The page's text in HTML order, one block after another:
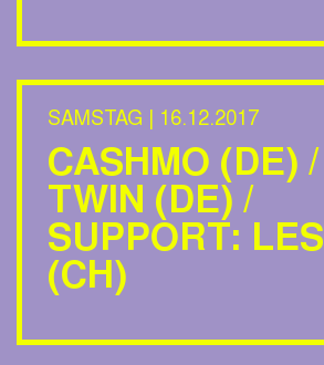
SAMSTAG | 16.12.2017
CASHMO (DE) /
TWIN (DE) /
SUPPORT: LES
(CH)